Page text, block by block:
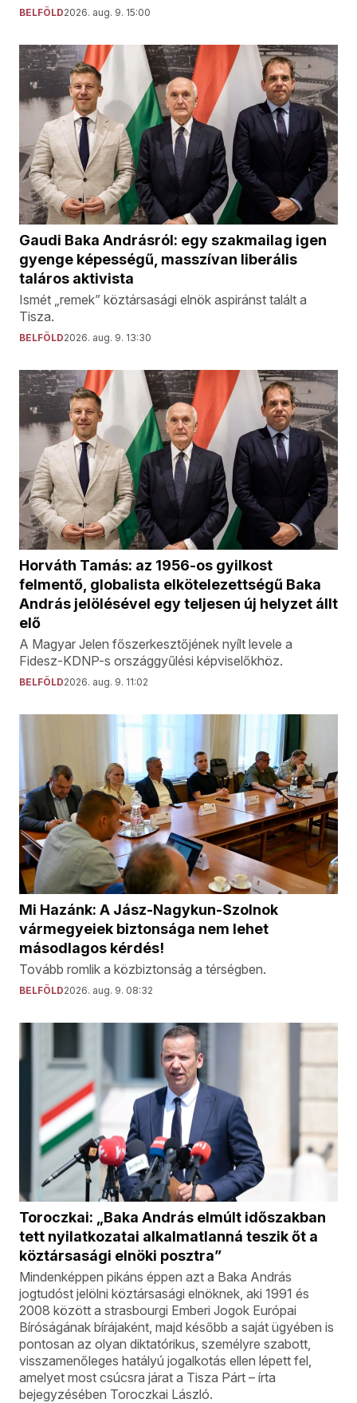
BELFÖLD2026. aug. 9. 15:00
Gaudi Baka Andrásról: egy szakmailag igen
gyenge képességű, masszívan liberális
taláros aktivista
Ismét „remek” köztársasági elnök aspiránst talált a
Tisza.
BELFÖLD2026. aug. 9. 13:30
Horváth Tamás: az 1956-os gyilkost
felmentő, globalista elkötelezettségű Baka
András jelölésével egy teljesen új helyzet állt
elő
A Magyar Jelen főszerkesztőjének nyílt levele a
Fidesz-KDNP-s országgyűlési képviselőkhöz.
BELFÖLD2026. aug. 9. 11:02
Mi Hazánk: A Jász-Nagykun-Szolnok
vármegyeiek biztonsága nem lehet
másodlagos kérdés!
Tovább romlik a közbiztonság a térségben.
BELFÖLD2026. aug. 9. 08:32
Toroczkai: „Baka András elmúlt időszakban
tett nyilatkozatai alkalmatlanná teszik őt a
köztársasági elnöki posztra”
Mindenképpen pikáns éppen azt a Baka András
jogtudóst jelölni köztársasági elnöknek, aki 1991 és
2008 között a strasbourgi Emberi Jogok Európai
Bíróságának bírájaként, majd később a saját ügyében is
pontosan az olyan diktatórikus, személyre szabott,
visszamenőleges hatályú jogalkotás ellen lépett fel,
amelyet most csúcsra járat a Tisza Párt – írta
bejegyzésében Toroczkai László.